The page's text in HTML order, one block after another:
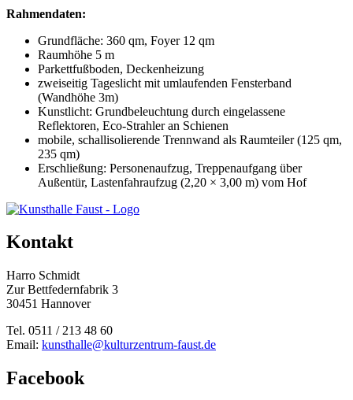
Rahmendaten:
Grundfläche: 360 qm, Foyer 12 qm
Raumhöhe 5 m
Parkettfußboden, Deckenheizung
zweiseitig Tageslicht mit umlaufenden Fensterband
(Wandhöhe 3m)
Kunstlicht: Grundbeleuchtung durch eingelassene
Reflektoren, Eco-Strahler an Schienen
mobile, schallisolierende Trennwand als Raumteiler (125 qm,
235 qm)
Erschließung: Personenaufzug, Treppenaufgang über
Außentür, Lastenfahraufzug (2,20 × 3,00 m) vom Hof
Kontakt
Harro Schmidt
Zur Bettfedernfabrik 3
30451 Hannover
Tel. 0511 / 213 48 60
Email: kunsthalle@kulturzentrum-faust.de
Facebook